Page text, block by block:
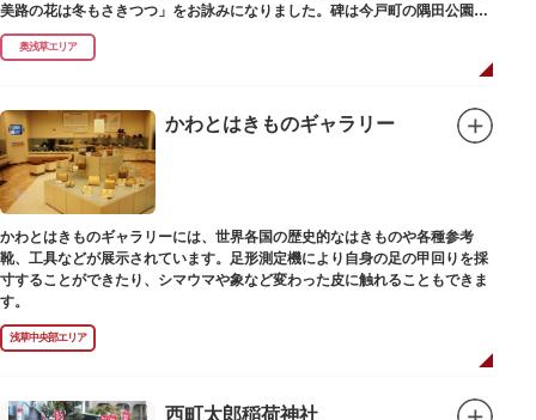
美路の花は冬もさきつつ」をお詠みになりました。碑は今戸町の隅田公園内
にあります。
奥浅草エリア
かわとはきものギャラリー
かわとはきものギャラリーには、世界各国の歴史的なはきものや各種参考
靴、工具などが展示されています。足形測定機により自身の足の甲回りを採
寸することができたり、シマウマや象など変わった皮に触れることもできま
す。
浅草中央部エリア
西町太郎稲荷神社